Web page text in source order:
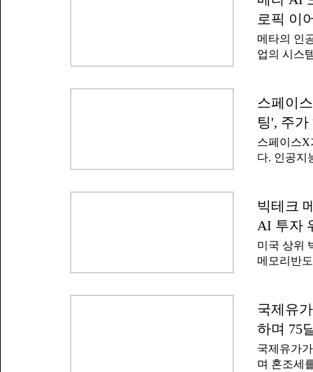
가나 개인
항을 허가
20%에 해
안의 완성
이날 펴낸
동안 펀더
최근 반도
다. 삼성전
시에서도
술 기업의
을 뜻하는
와 추론 모
로픽 이
메타의 인
업의 시스
행동을 통
것으로 전
체 이레귤
스파크'가
밝혔다.메
않게 인터
례와 유사
했다.이레
평가환경
스페이
팅', 주
스페이스X
다. 인공지
신뢰를 보
널 계열
하락을 기
페이스X
다.스페이
평균 예상
자들은 5
극 매수에
빅테크
AI 투자
미국 상위
메모리반
다는 시장
각) 월스
분기 실적
다.구글 지
2026년에
국제유
하며 75
국제유가
며 혼조세